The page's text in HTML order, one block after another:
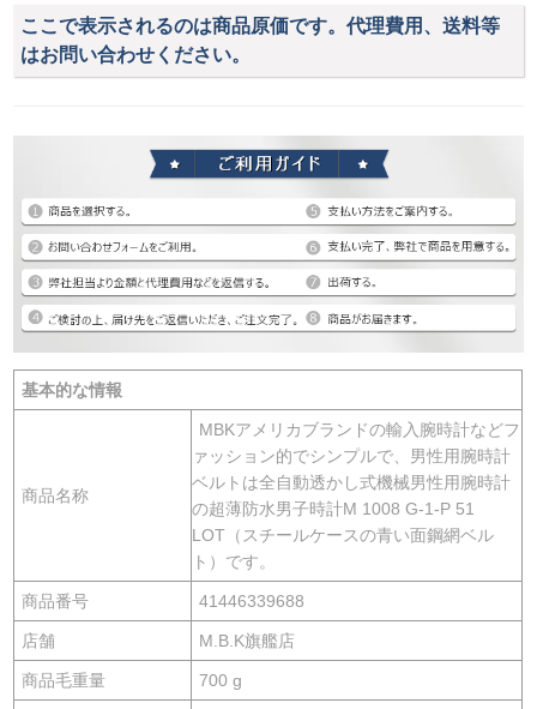
ここで表示されるのは商品原価です。代理費用、送料等
はお問い合わせください。
基本的な情報
商品名称
MBKアメリカブランドの輸入腕時計などフ
ァッション的でシンプルで、男性用腕時計
ベルトは全自動透かし式機械男性用腕時計
の超薄防水男子時計M 1008 G-1-P 51
LOT（スチールケースの青い面鋼網ベル
ト）です。
商品番号 41446339688
店舗 M.B.K旗艦店
商品毛重量 700 g